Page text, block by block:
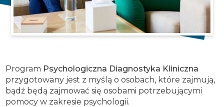
Program Psychologiczna Diagnostyka Kliniczna
przygotowany jest z myślą o osobach, które zajmują,
bądź będą zajmować się osobami potrzebującymi
pomocy w zakresie psychologii.